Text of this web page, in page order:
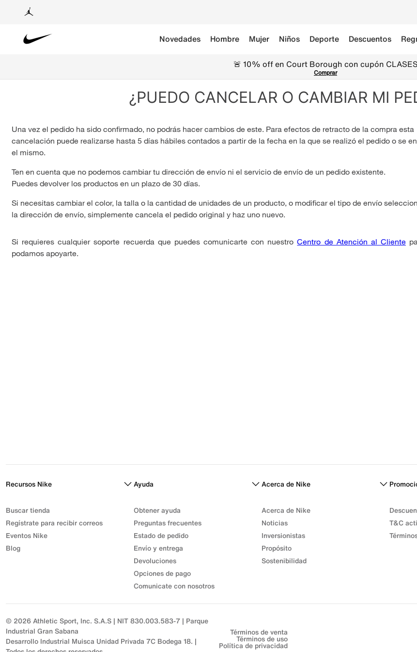
Novedades Hombre Mujer Niños Deporte Descuentos
🚨 10% off en Court Borough con cupón CLASES
Comprar
¿PUEDO CANCELAR O CAMBIAR MI
Una vez el pedido ha sido confirmado, no podrás hacer cambios de este. Para efectos de retracto de la compra esta
cancelación puede realizarse hasta 5 días hábiles contados a partir de la fecha en la que se realizó el pedido o se
el mismo.
Ten en cuenta que no podemos cambiar tu dirección de envío ni el servicio de envío de un pedido existente.
Puedes devolver los productos en un plazo de 30 días.
Si necesitas cambiar el color, la talla o la cantidad de unidades de un producto, o modificar el tipo de envío
la dirección de envío, simplemente cancela el pedido original y haz uno nuevo.
Si requieres cualquier soporte recuerda que puedes comunicarte con nuestroCentro de Atención al Cliente
podamos apoyarte.
Recursos Nike
Buscar tienda
Regístrate para recibir correos
Eventos Nike
Blog
Ayuda
Obtener ayuda
Preguntas frecuentes
Estado de pedido
Envío y entrega
Devoluciones
Opciones de pago
Comunicate con nosotros
Acerca de Nike
Acerca de Nike
Noticias
Inversionistas
Propósito
Sostenibilidad
T&C
© 2026 Athletic Sport, Inc. S.A.S | NIT 830.003.583-7 | Parque
Industrial Gran Sabana
Desarrollo Industrial Muisca Unidad Privada 7C Bodega 18. |
Términos de venta
Términos de uso
Política de privacidad